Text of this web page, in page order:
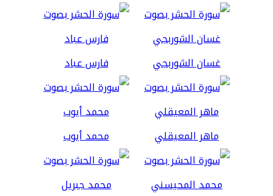
غسان الشوربجي فارس عباد
ماهر المعيقلي محمد أيوب